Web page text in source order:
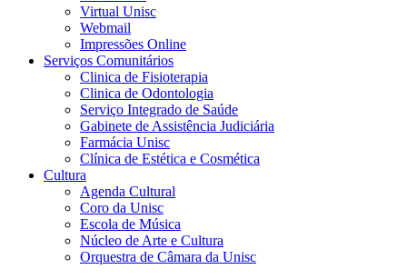
Virtual Unisc
Webmail
Impressões Online
Serviços Comunitários
Clinica de Fisioterapia
Clinica de Odontologia
Serviço Integrado de Saúde
Gabinete de Assistência Judiciária
Farmácia Unisc
Clínica de Estética e Cosmética
Cultura
Agenda Cultural
Coro da Unisc
Escola de Música
Núcleo de Arte e Cultura
Orquestra de Câmara da Unisc